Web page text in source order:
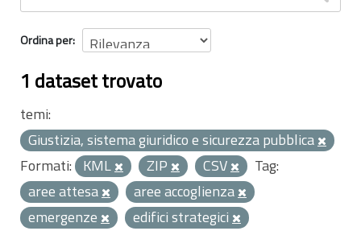
Ordina per
1 dataset trovato
temi:
Giustizia, sistema giuridico e sicurezza pubblica
Formati: KML ZIP CSV
Tag:
aree attesa
aree accoglienza
emergenze
edifici strategici